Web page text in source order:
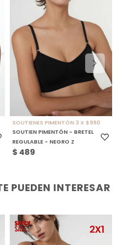
SOUTIENES PIMENTÓN 3 X $990
SOUTIEN PIMENTÓN - BRETEL
REGULABLE - NEGRO Z
$ 489
PUEDEN INTERESAR